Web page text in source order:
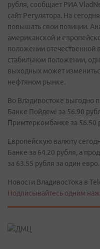
рубля, сообщает РИА
сайт Регулятора. На
повышать свои позиции.
американской и
положении отечественной
стабильном положении,
выходных может
нефтяном рынке.
Во Владивостоке выгодно
Банке Пойдем! за 56.90
Примтеркомбанке за 56.50
Европейскую валюту
Банке за 64.20 рубля, а
за 63.55 рубля за один евро.
Новости Владивостока в
Подписывайтесь одним